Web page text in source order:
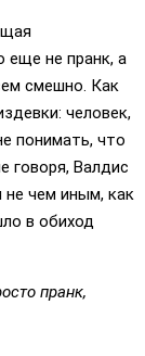
не пранк, а
смешно. Как
человек,
понимать, что
говоря, Валдис
не чем иным, как
в обиход
пранк,